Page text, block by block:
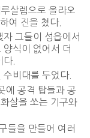
살렘으로 올라오
여 진을 쳤다.
그들이 성읍에서
식이 없어서 더
다.
비대를 두었다.
에 공격 탑들과 공
살을 쏘는 기구와
들을 만들어 여러